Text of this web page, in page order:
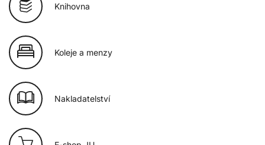
Knihovna
Koleje a menzy
Nakladatelství